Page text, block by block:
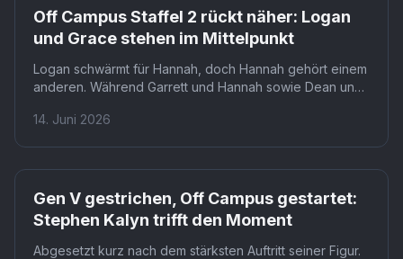
Prime
Off Campus Staffel 2 rückt näher: Logan
und Grace stehen im Mittelpunkt
Logan schwärmt für Hannah, doch Hannah gehört einem
anderen. Während Garrett und Hannah sowie Dean und
Logan zunächst mit leeren Händen zurück. Staffel 2 löst
14. Juni 2026
Prime
Gen V gestrichen, Off Campus gestartet:
Stephen Kalyn trifft den Moment
Abgesetzt kurz nach dem stärksten Auftritt seiner Figur.